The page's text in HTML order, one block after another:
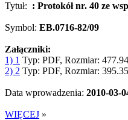
Tytuł: : Protokół nr. 40 ze
Symbol: EB.0716-82/09
Załączniki:
1) 1 Typ: PDF, Rozmiar:
2) 2 Typ: PDF, Rozmiar:
Data wprowadzenia: 2010-03-
WIĘCEJ »